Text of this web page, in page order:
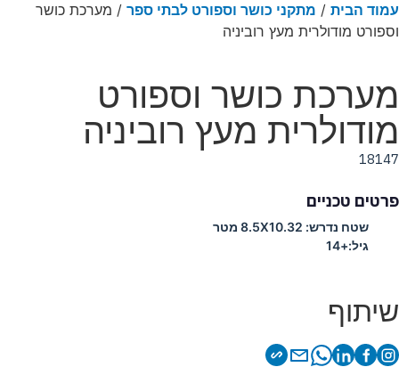
עמוד הבית / מתקני כושר וספורט לבתי ספר / מערכת כושר
וספורט מודולרית מעץ רוביניה
מערכת כושר וספורט
מודולרית מעץ רוביניה
18147
פרטים טכניים
שטח נדרש:
גיל:+14
שיתוף